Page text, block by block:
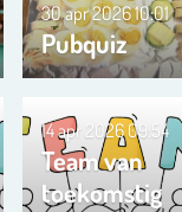
Pubquiz
30 apr 202610:01
Team van
toekomstig
14 apr 2026 09:54